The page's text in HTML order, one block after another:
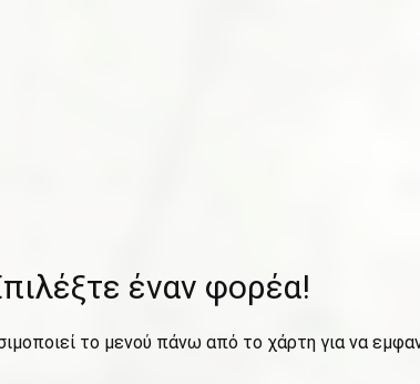
έναν φορέα!
το μενού πάνω από το χάρτη για να